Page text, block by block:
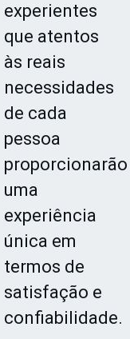
experientes
que atentos
às reais
necessidades
de cada
pessoa
proporcionarão
uma
experiência
única em
termos de
satisfação e
confiabilidade.